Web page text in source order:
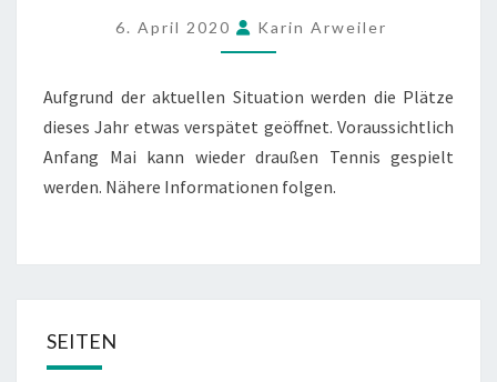
6. April 2020 Karin Arweiler
Aufgrund der aktuellen Situation werden die Plätze
dieses Jahr etwas verspätet geöffnet. Voraussichtlich
Anfang Mai kann wieder draußen Tennis gespielt
werden. Nähere Informationen folgen.
SEITEN